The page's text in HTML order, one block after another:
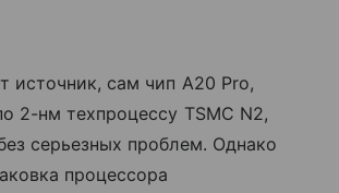
источник, сам чип A20 Pro,
2-нм техпроцессу TSMC N2,
серьезных проблем. Однако
процессора